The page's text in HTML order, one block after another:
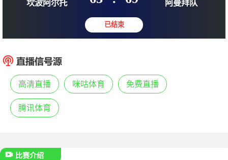
坎波阿尔托
2026-05-19 07:30
63 : 69 阿曼
高清直播 咪咕体育 免费直播
腾讯体育
比赛介绍